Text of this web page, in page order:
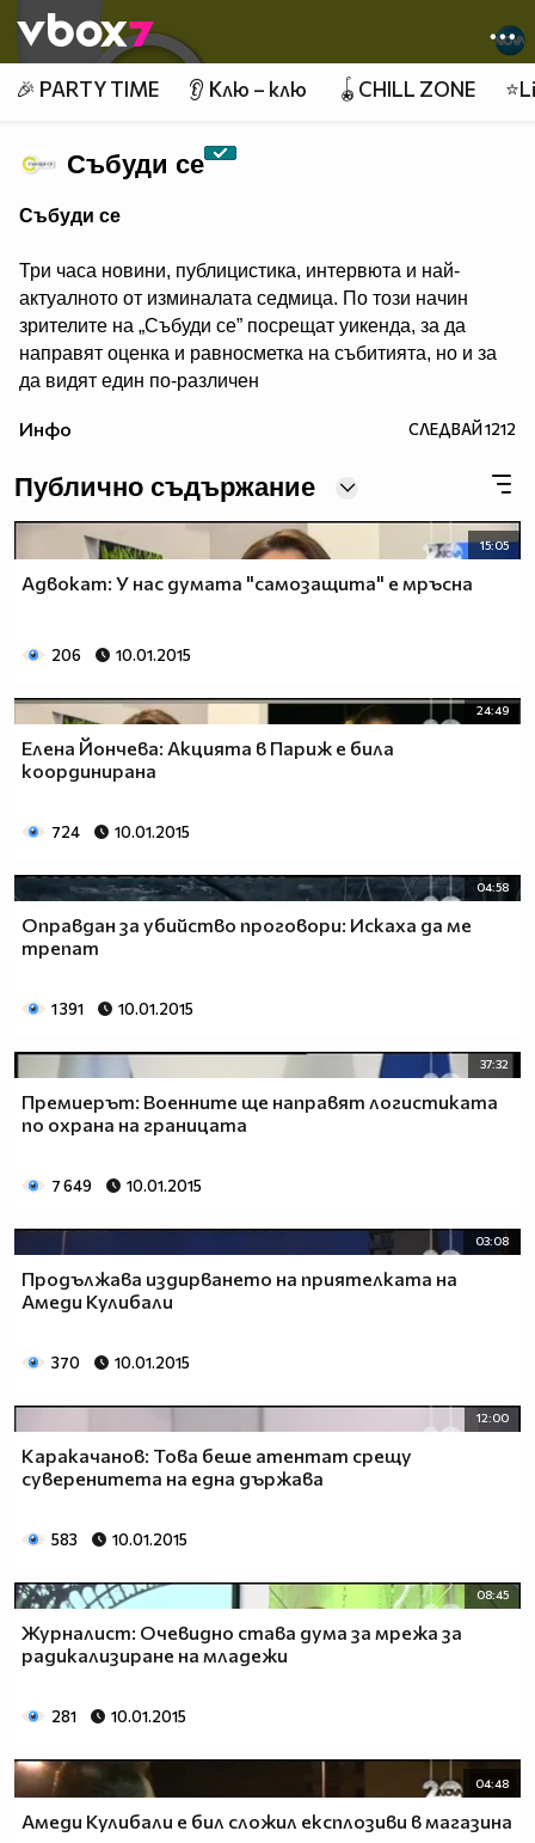
👾
🎉 PARTY TIME 👂 Клю – клю 🪀CHILL ZONE
Събуди се
Събуди се
Три часа новини, публицистика, интервюта и най-
актуалното от изминалата седмица. По този начин
зрителите на „Събуди се” посрещат уикенда, за да
направят оценка и равносметка на събитията, но и за
да видят един по-различен
Инфо СЛЕДВАЙ1212
Публично съдържание
15:05
Адвокат: У нас думата "самозащита" е мръсна
206 10.01.2015
24:49
Елена Йончева: Акцията в Париж е била
координирана
724 10.01.2015
04:58
Оправдан за убийство проговори: Искаха да ме
трепат
1 391 10.01.2015
37:32
Премиерът: Военните ще направят логистиката
по охрана на границата
7 649 10.01.2015
03:08
Продължава издирването на приятелката на
Амеди Кулибали
370 10.01.2015
12:00
Каракачанов: Това беше атентат срещу
суверенитета на една държава
583 10.01.2015
08:45
Журналист: Очевидно става дума за мрежа за
радикализиране на младежи
281 10.01.2015
04:48
Амеди Кулибали е бил сложил експлозиви в магазина